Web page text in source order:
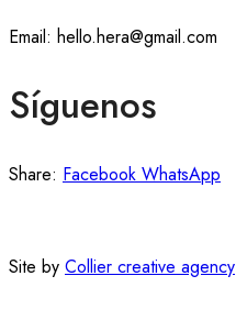
Email: hello.hera@gmail.com
Síguenos
Share: Facebook WhatsApp
Site by Collier creative agency